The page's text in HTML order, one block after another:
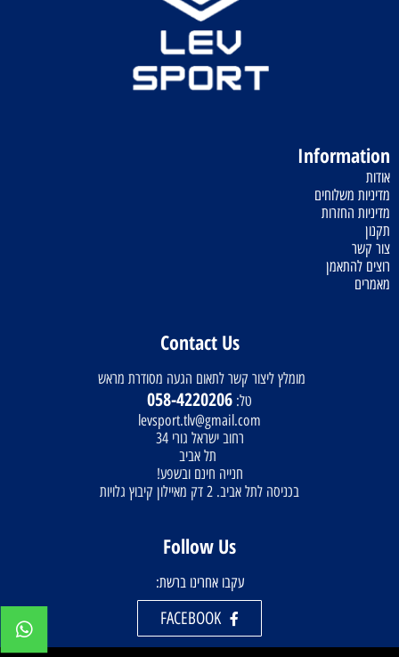
Information
אודות
מדיניות משלוחים
מדיניות החזרות
תקנון
צור קשר
רוצים להתאמן
מאמרים
Contact Us
מומלץ ליצור קשר לתאום הגעה מסודרת מראש
טל: 058-4220206
levsport.tlv@gmail.com
רחוב ישראל גורי 34
תל אביב
חנייה חינם ובשפע!
בכניסה לתל אביב. 2 דק מאיילון קיבוץ גלויות
Follow Us
עקבו אחרינו ברשת:
FACEBOOK